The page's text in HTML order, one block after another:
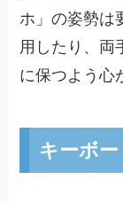
ホ」の姿勢は
用したり、両
に保つよう心
キーボ